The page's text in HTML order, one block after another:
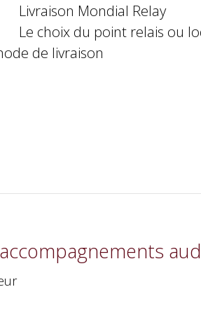
Livraison Mondial Relay
Le choix du point relais ou
de livraison